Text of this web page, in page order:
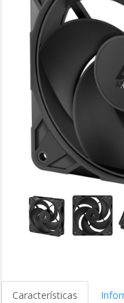
Características